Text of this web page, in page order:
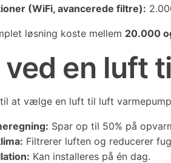
(WiFi, avancerede filtre):
løsning koste mellem 20.000
ved en luft
at vælge en luft til luft
Spar op til 50% på
Filtrerer luften og reducerer
Kan installeres på én dag.